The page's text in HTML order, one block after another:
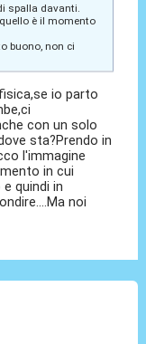
spalla davanti.
è il momento
buono, non ci
io parto
con un solo
sta?Prendo in
l'immagine
in cui
quindi in
noi